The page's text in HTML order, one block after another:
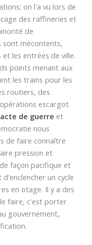
on l'a vu lors de
des raffineries et
de
sont mécontents,
les entrées de ville.
points menant aux
les trains pour les
routiers, des
escargot.
acte de guerre et
nous
de faire connaître
pression et
façon pacifique et
un cycle
en otage. Il y a des
faire, c'est porter
gouvernement,